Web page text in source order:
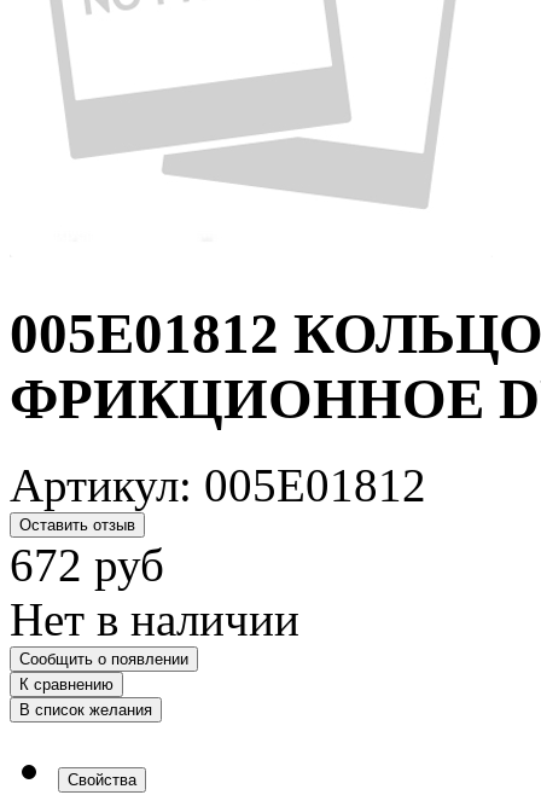
005E01812
ФРИКЦИОННОЕ
Артикул: 005E01812
Оставить отзыв
672 руб
Нет в наличии
Сообщить о появлении
К сравнению
В список желания
Свойства